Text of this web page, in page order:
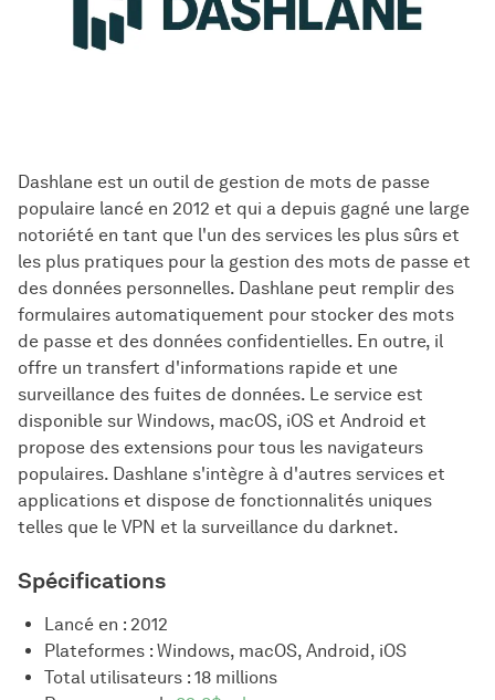
Dashlane est un outil de gestion de mots de passe
populaire lancé en 2012 et qui a depuis gagné une large
notoriété en tant que l'un des services les plus sûrs et
les plus pratiques pour la gestion des mots de passe et
des données personnelles. Dashlane peut remplir des
formulaires automatiquement pour stocker des mots
de passe et des données confidentielles. En outre, il
offre un transfert d'informations rapide et une
surveillance des fuites de données. Le service est
disponible sur Windows, macOS, iOS et Android et
propose des extensions pour tous les navigateurs
populaires. Dashlane s'intègre à d'autres services et
applications et dispose de fonctionnalités uniques
telles que le VPN et la surveillance du darknet.
Spécifications
Lancé en : 2012
Plateformes : Windows, macOS, Android, iOS
Total utilisateurs : 18 millions